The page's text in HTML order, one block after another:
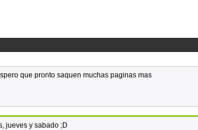
que pronto saquen muchas paginas mas
jueves y sabado ;D